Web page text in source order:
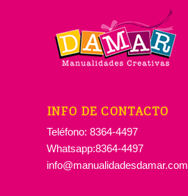
INFO DE CONTACTO
Teléfono: 8364-4497
Whatsapp:8364-4497
info@manualidadesdamar.com